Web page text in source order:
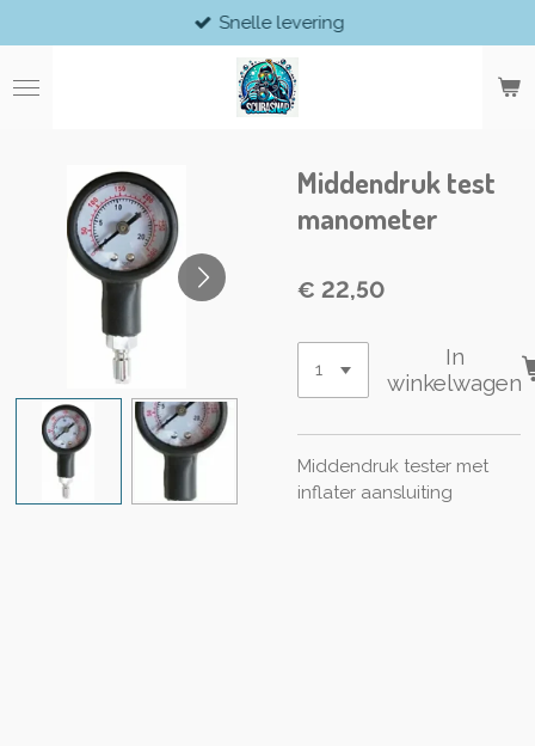
direct
naar
de
Snelle levering
Middendruk test
manometer
€ 22,50
In
winkelwagen
Middendruk tester met
inflater aansluiting